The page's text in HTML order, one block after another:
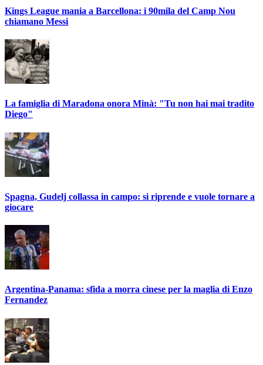
Kings League mania a Barcellona: i 90mila del Camp Nou
chiamano Messi
La famiglia di Maradona onora Minà: "Tu non hai mai tradito
Diego"
Spagna, Gudelj collassa in campo: si riprende e vuole tornare a
giocare
Argentina-Panama: sfida a morra cinese per la maglia di Enzo
Fernandez